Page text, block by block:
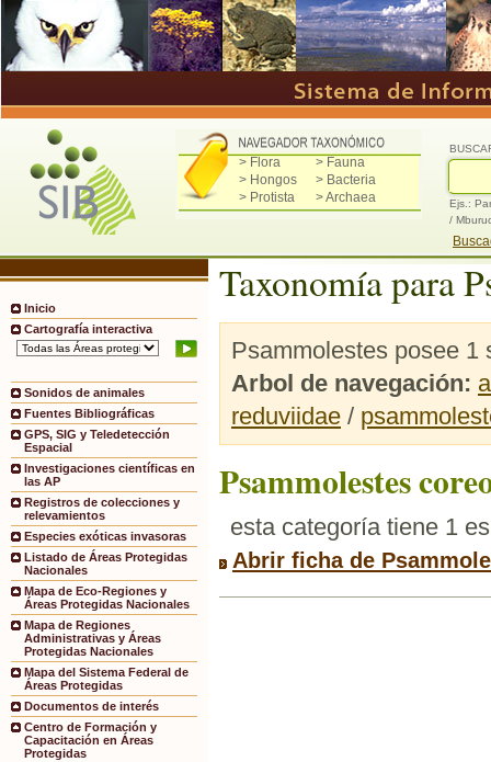
> Flora
> Fauna
> Hongos
> Bacteria
> Protista
> Archaea
Ejs.:
/
Inicio
Cartografía interactiva
Sonidos de animales
Fuentes Bibliográficas
GPS, SIG y Teledetección
Espacial
Investigaciones científicas en
las AP
Registros de colecciones y
relevamientos
Especies exóticas invasoras
Listado de Áreas Protegidas
Nacionales
Mapa de Eco-Regiones y
Áreas Protegidas Nacionales
Mapa de Regiones
Administrativas y Áreas
Protegidas Nacionales
Mapa del Sistema Federal de
Áreas Protegidas
Documentos de interés
Centro de Formación y
Capacitación en Áreas
Protegidas
Taxonomía para
Psammolestes posee 1
Arbol de navegación:
reduviidae /
Psammolestes
esta categoría tiene 1
Abrir ficha de